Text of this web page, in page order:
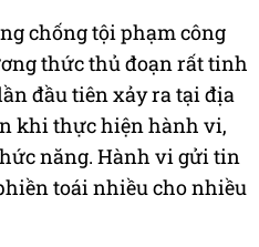
chống tội phạm công
thức thủ đoạn rất tinh
đầu tiên xảy ra tại địa
khi thực hiện hành vi,
năng. Hành vi gửi tin
toái nhiều cho nhiều